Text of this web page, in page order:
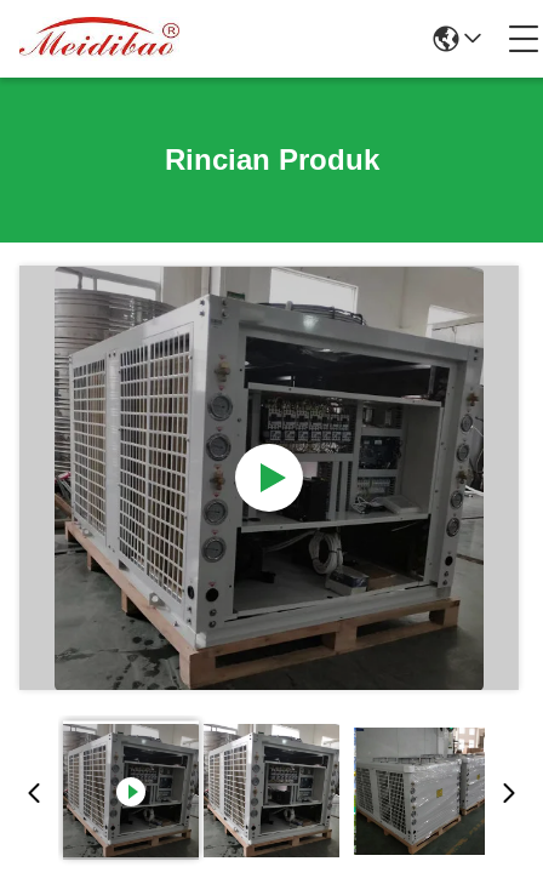
Rincian Produk